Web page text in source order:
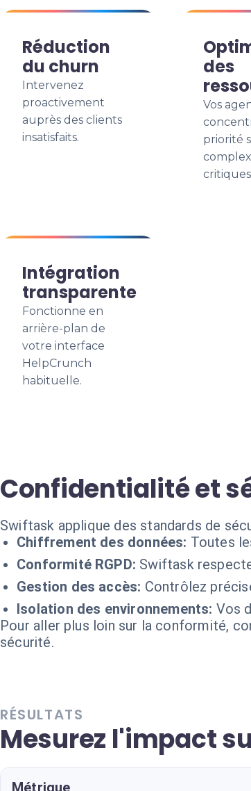
Réduction
du churn
Intervenez
proactivement
auprès des clients
insatisfaits.
des
Vos
priorité
Intégration
transparente
Fonctionne en
arrière-plan de
votre interface
HelpCrunch
habituelle.
Confidentialité et
Swiftask applique des standards de
Chiffrement des données: Toutes
Conformité RGPD: Swiftask
Gestion des accès: Contrôlez
Isolation des environnements: Vos
Pour aller plus loin sur la conformité,
sécurité.
RÉSULTATS
Mesurez l'impact
Métrique